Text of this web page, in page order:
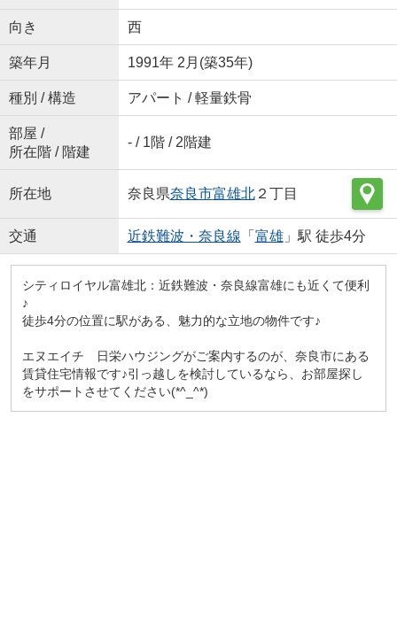
向き 西
築年月 1991年 2月(築35年)
種別 / 構造 アパート / 軽量鉄骨
部屋 /
所在階 / 階建
- / 1階 / 2階建
所在地 奈良県奈良市富雄北２丁目
交通 近鉄難波・奈良線 「 富雄」駅 徒歩4分
シティロイヤル富雄北：近鉄難波・奈良線富雄にも近くて便利
♪
徒歩4分の位置に駅がある、魅力的な立地の物件です♪
エヌエイチ 日栄ハウジングがご案内するのが、奈良市にある
賃貸住宅情報です♪引っ越しを検討しているなら、お部屋探し
をサポートさせてください(*^_^*)